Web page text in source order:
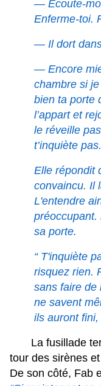
— Écoute-
Enferme-toi.
— Il dort
— Encore
chambre si
bien ta porte
l’appart et
le réveille
t’inquiète
Elle répondit
convaincu. Il
L'entendre
préoccupant.
sa porte.
“ T'inquiète
risquez rien.
sans faire de
ne savent
ils auront fini,
La fusillade
tour des sirènes
De son côté, Fab